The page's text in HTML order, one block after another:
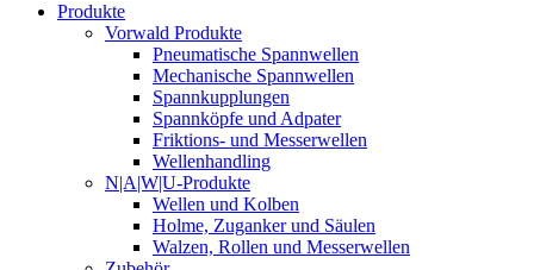
Produkte
Vorwald Produkte
Pneumatische Spannwellen
Mechanische Spannwellen
Spannkupplungen
Spannköpfe und Adpater
Friktions- und Messerwellen
Wellenhandling
N|A|W|U-Produkte
Wellen und Kolben
Holme, Zuganker und Säulen
Walzen, Rollen und Messerwellen